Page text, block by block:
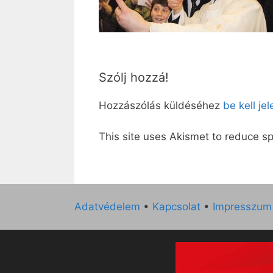
Szólj hozzá!
Hozzászólás küldéséhez be kell
This site uses Akismet to reduce
Adatvédelem • Kapcsolat • Impresszum